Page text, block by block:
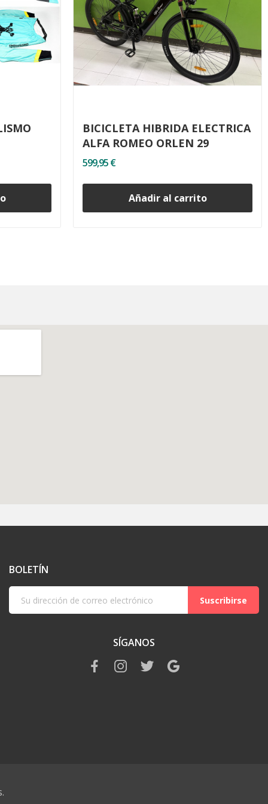
BICICLETA HIBRIDA ELECTRICA
ALFA ROMEO ORLEN 29
599,95 €
Añadir al carrito
BOLETÍN
Suscribirse
SÍGANOS